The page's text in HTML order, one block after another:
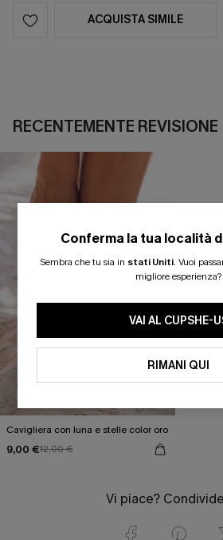
ACQUISTA SIMILE
RECENTEMENTE REVISIONE
Cavigliera con luna e stelle color oro
9,00 €12,00 €
Vi piace?
Conferma la tua località
Sembra che tu sia in stati Uniti. Vuoi
migliore esperienza?
VAI AL CUPSHE-
RIMANI QUI